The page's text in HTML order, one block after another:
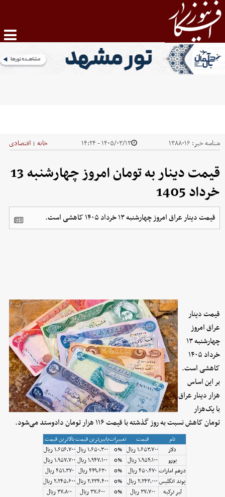
شناسه خبر: ۱۳۸۸۰۱۶ ۱۴۰۵/۰۳/۱۳ - ۱۴:۲۴ خانه | اقتصادی
قیمت دینار به تومان امروز چهار‌شنبه 13
خرداد 1405
قیمت دینار عراق امروز چهار‌شنبه ۱۳ خرداد ۱۴۰۵ کاهشی است.
قیمت دینار
عراق امروز
چهار‌شنبه ۱۳
خرداد ۱۴۰۵
کاهشی است.
بر این اساس
هزار دینار عراق
با یک‌هزار
تومان کاهش نسبت به روز گذشته با قیمت ۱۱۶ هزار تومان دادوستد می‌شود.
نام قیمت تغییراتپایین‌ترین قیمتبالاترین قیمت
دلار
۱٬۶۵۳٬۷۰۰ ریال 0% ۱٬۶۵۰٬۳۰۰ ریال
۱٬۶۵۶٬۷۰۰ ریال
یورو
۱٬۹۵۴٬۱۰۰ ریال 0% ۱٬۹۴۷٬۱۰۰ ریال
۱٬۹۵۷٬۷۰۰ ریال
درهم امارات ۴۵۰٬۴۷۰ ریال 0% ۴۴۹٬۶۳۰ ریال
۴۵۱٬۳۷۰ ریال
پوند انگلیس ۲٬۲۴۳٬۰۰۰ ریال 0% ۲٬۲۳۴٬۴۰۰ ریال
۲٬۲۴۵٬۶۰۰ ریال
لیر ترکیه
۳۷٬۷۰۰ ریال 0% ۳۷٬۶۰۰ ریال
۳۷٬۸۰۰ ریال